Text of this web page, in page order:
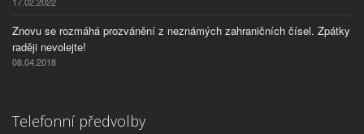
Znovu se rozmáhá prozvánění z neznámých zahraničních čísel. Zpátky
raději nevolejte!
08.04.2018
Telefonní předvolby